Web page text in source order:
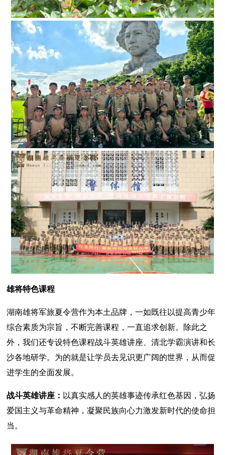
雄将特色课程
湖南雄将军旅夏令营作为本土品牌，一如既往以提高青少年
综合素质为宗旨，不断完善课程，一直追求创新。除此之
外，我们还专设特色课程战斗英雄讲座、清北学霸演讲和长
沙各地研学。为的就是让学员去见识更广阔的世界，从而促
进学生的全面发展。
战斗英雄讲座： 以真实感人的英雄事迹传承红色基因，弘扬
爱国主义与革命精神，凝聚民族向心力激发新时代的使命担
当。